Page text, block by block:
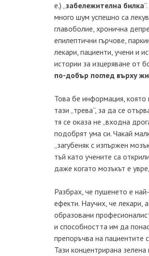
е.) „забележителна билка
много шум успешно са
главоболие, хронична
епилептични гърчове,
лекари, пациенти, учени и
истории за изцеряване от
по-добър поглед върху
Това бе информация, която
тази „трева”, за да се
тя се оказа не „входна
подобрят ума си. Чакай
„загубеняк с изпържен
тъй като учените са
даже когато мозъкът е
Разбрах, че пушенето е
ефекти. Научих, че лекари,
образовани
и способността им да
препоръчва на пациентите
Тази концентрирана